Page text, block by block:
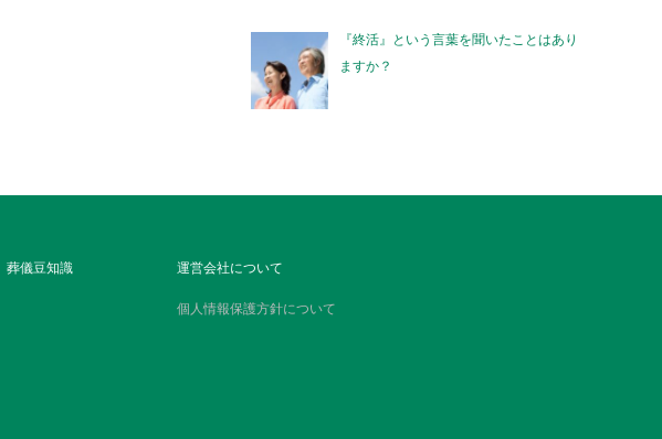
『終活』という言葉を聞いたことはあり
ますか？
葬儀豆知識 運営会社について
個人情報保護方針について